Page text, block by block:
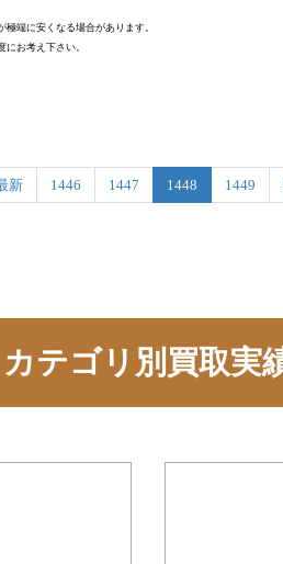
端に安くなる場合があります。
お考え下さい。
新 1446 1447 1448 1449
カテゴリ別買取実